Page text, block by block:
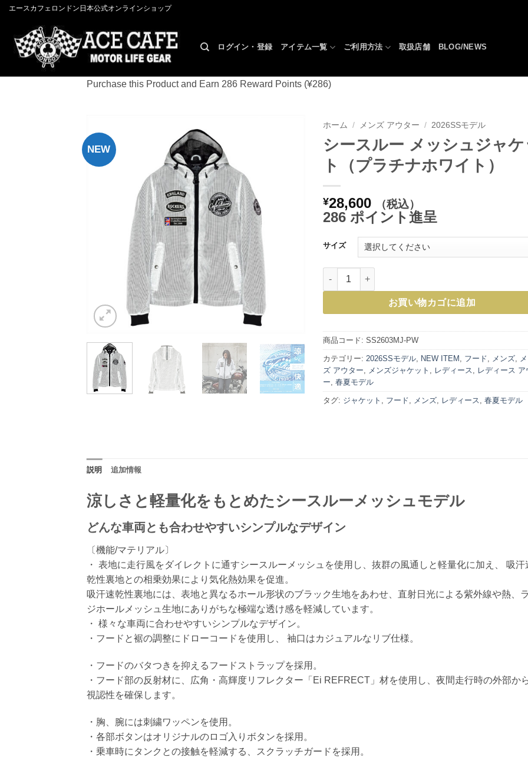
Skip
content
エースカフェロンドン日本公式オンラインショップ
ログイン・登録 アイテム一覧 ご利用方法 取扱店舗 BLOG/NEWS
Purchase this Product and Earn 286 Reward Points (¥286)
NEW
ホーム / メンズ アウター / 2026SSモデル
シースルー メッシュジャケ
ト（プラチナホワイト）
¥28,600 （税込）
286 ポイント進呈
サイズ
シースルー メッシュジャケット（プラチナホワイト）個
お買い物カゴに追加
商品コード: SS2603MJ-PW
カテゴリー: 2026SSモデル, NEW ITEM フード メンズ,
ズ アウター
メンズジャケット レディース
レディース ア
ー 春夏モデル
タグ: ジャケット フード メンズ, レディース 春夏モデル
説明 追加情報
涼しさと軽量化をもとめたシースルーメッシュモデル
どんな車両とも合わせやすいシンプルなデザイン
〔機能/マテリアル〕
・ 表地に走行風をダイレクトに通すシースルーメッシュを使用し、抜群の風通しと軽量化に加え、 吸汗
乾性裏地との相乗効果により気化熱効果を促進。
吸汗速乾性裏地には、表地と異なるホール形状のブラック生地をあわせ、直射日光による紫外線や熱、
ジホールメッシュ生地にありがちな極端な透け感を軽減しています。
・ 様々な車両に合わせやすいシンプルなデザイン。
・フードと裾の調整にドローコードを使用し、 袖口はカジュアルなリブ仕様。
・フードのバタつきを抑えるフードストラップを採用。
・フード部の反射材に、広角・高輝度リフレクター「Ei REFRECT」材を使用し、夜間走行時の外部か
視認性を確保します。
・胸、腕には刺繍ワッペンを使用。
・各部ボタンはオリジナルのロゴ入りボタンを採用。
・乗車時にタンクとの接触を軽減する、スクラッチガードを採用。